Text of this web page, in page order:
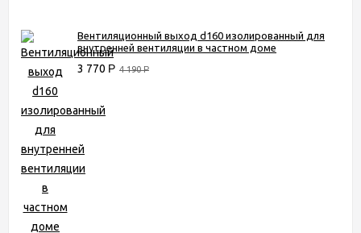
Вентиляционный выход d160 изолированный для
внутренней вентиляции в частном доме
3 770 Р 4 190Р